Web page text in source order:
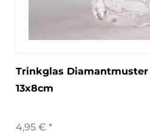
Trinkglas Diamantmuster
13x8cm
4,95 € *